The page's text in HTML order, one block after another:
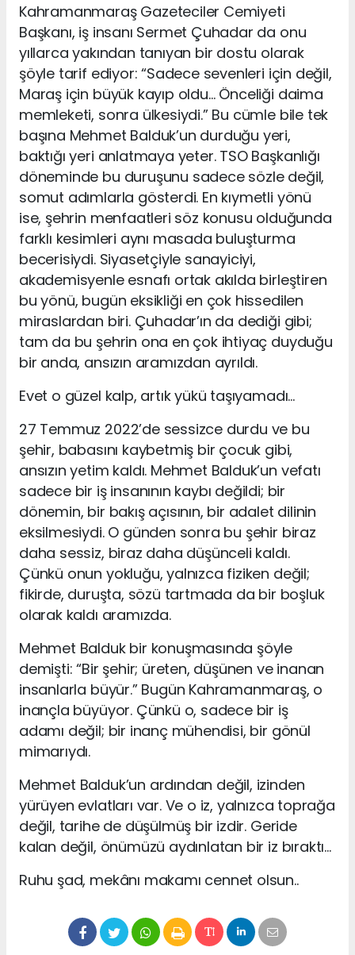
Kahramanmaraş Gazeteciler Cemiyeti
Başkanı, iş insanı Sermet Çuhadar da onu
yıllarca yakından tanıyan bir dostu olarak
şöyle tarif ediyor: “Sadece sevenleri için değil,
Maraş için büyük kayıp oldu… Önceliği daima
memleketi, sonra ülkesiydi.” Bu cümle bile tek
başına Mehmet Balduk’un durduğu yeri,
baktığı yeri anlatmaya yeter. TSO Başkanlığı
döneminde bu duruşunu sadece sözle değil,
somut adımlarla gösterdi. En kıymetli yönü
ise, şehrin menfaatleri söz konusu olduğunda
farklı kesimleri aynı masada buluşturma
becerisiydi. Siyasetçiyle sanayiciyi,
akademisyenle esnafı ortak akılda birleştiren
bu yönü, bugün eksikliği en çok hissedilen
miraslardan biri. Çuhadar’ın da dediği gibi;
tam da bu şehrin ona en çok ihtiyaç duyduğu
bir anda, ansızın aramızdan ayrıldı.
Evet o güzel kalp, artık yükü taşıyamadı…
27 Temmuz 2022’de sessizce durdu ve bu
şehir, babasını kaybetmiş bir çocuk gibi,
ansızın yetim kaldı. Mehmet Balduk’un vefatı
sadece bir iş insanının kaybı değildi; bir
dönemin, bir bakış açısının, bir adalet dilinin
eksilmesiydi. O günden sonra bu şehir biraz
daha sessiz, biraz daha düşünceli kaldı.
Çünkü onun yokluğu, yalnızca fiziken değil;
fikirde, duruşta, sözü tartmada da bir boşluk
olarak kaldı aramızda.
Mehmet Balduk bir konuşmasında şöyle
demişti: “Bir şehir; üreten, düşünen ve inanan
insanlarla büyür.” Bugün Kahramanmaraş, o
inançla büyüyor. Çünkü o, sadece bir iş
adamı değil; bir inanç mühendisi, bir gönül
mimarıydı.
Mehmet Balduk’un ardından değil, izinden
yürüyen evlatları var. Ve o iz, yalnızca toprağa
değil, tarihe de düşülmüş bir izdir. Geride
kalan değil, önümüzü aydınlatan bir iz bıraktı…
Ruhu şad, mekânı makamı cennet olsun..